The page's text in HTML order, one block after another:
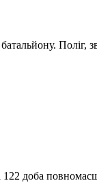
Поліг,
122 доба